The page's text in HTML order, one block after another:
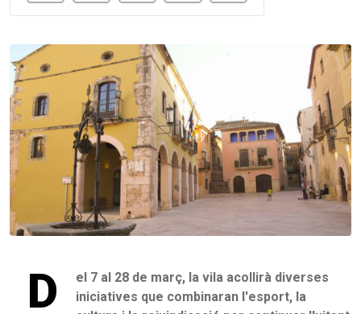
D
el 7 al 28 de març, la vila acollirà diverses
iniciatives que combinaran l'esport, la